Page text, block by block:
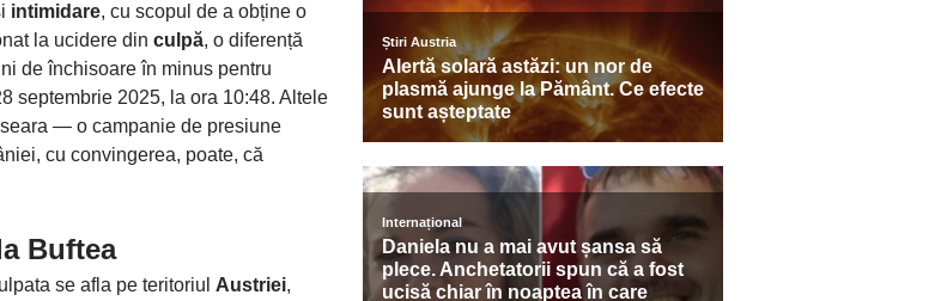
intimidare, cu scopul de a obține o
la ucidere din culpă, o diferență
de închisoare în minus pentru
septembrie 2025, la ora 10:48. Altele
— o campanie de presiune
cu convingerea, poate, că
Buftea
se afla pe teritoriul Austriei,